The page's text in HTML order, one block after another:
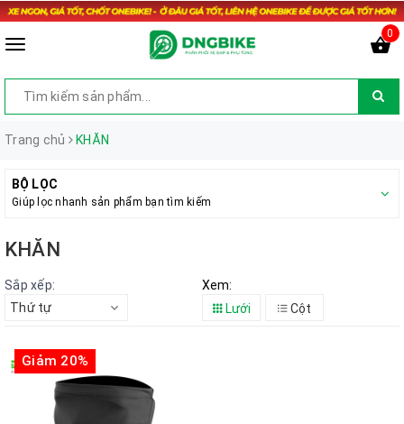
0
Trang chủ KHĂN
BỘ LỌC
Giúp lọc nhanh sản phẩm bạn tìm kiếm
KHĂN
Sắp xếp:
Thứ tự
Xem:
Lưới
Cột
Giảm 20%